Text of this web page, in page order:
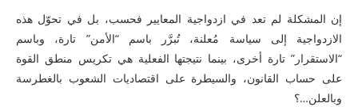
إن المشكلة لم تعد في ازدواجية المعايير فحسب، بل في تحوّل هذه
الازدواجية إلى سياسة مُعلنة، تُبرَّر باسم “الأمن” تارة، وباسم
“الاستقرار” تارة أخرى، بينما نتيجتها الفعلية هي تكريس منطق القوة
على حساب القانون، والسيطرة على اقتصاديات الشعوب بالغطرسة
وبالعلن…؟